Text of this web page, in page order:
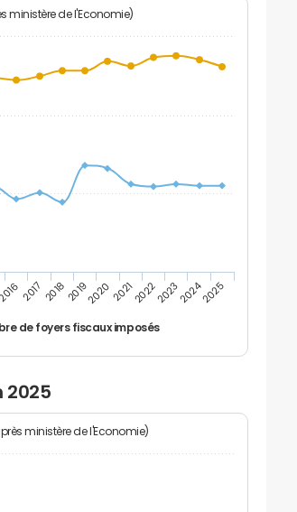
ministère de l'Economie)
de foyers fiscaux imposés
2017 20182019202020212022202320242025
2025
ministère de l'Economie)